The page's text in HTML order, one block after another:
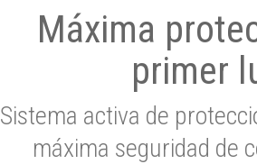
Máxima
primer
Sistema activa de
máxima seguridad de